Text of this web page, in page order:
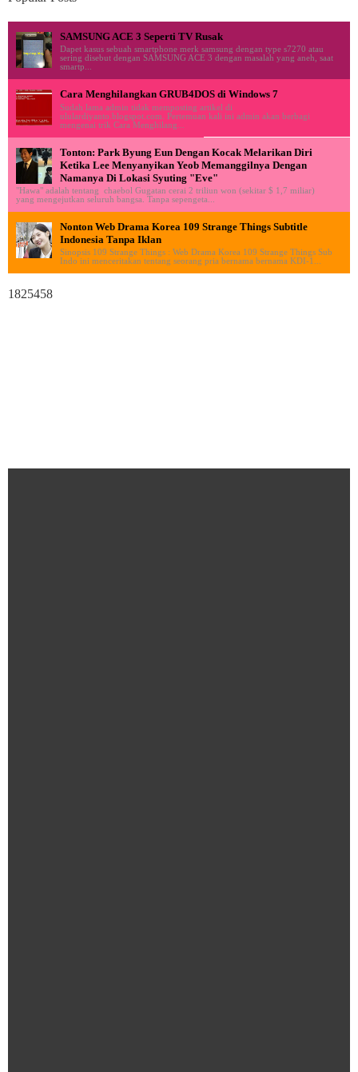
SAMSUNG ACE 3 Seperti TV Rusak
Dapet kasus sebuah smartphone merk samsung dengan type s7270 atau
sering disebut dengan SAMSUNG ACE 3 dengan masalah yang aneh, saat
smartp...
Cara Menghilangkan GRUB4DOS di Windows 7
Sudah lama admin tidak memposting artikel di
ululardiyanto.blogspot.com. Pertemuan kali ini admin akan berbagi
mengenai trik Cara Menghilang...
Tonton: Park Byung Eun Dengan Kocak Melarikan Diri
Ketika Lee Menyanyikan Yeob Memanggilnya Dengan
Namanya Di Lokasi Syuting "Eve"
"Hawa" adalah tentang chaebol Gugatan cerai 2 triliun won (sekitar $ 1,7 miliar)
yang mengejutkan seluruh bangsa. Tanpa sepengeta...
Nonton Web Drama Korea 109 Strange Things Subtitle
Indonesia Tanpa Iklan
Sinopsis 109 Strange Things : Web Drama Korea 109 Strange Things Sub
Indo ini menceritakan tentang seorang pria bernama bernama KDI-1...
1825458